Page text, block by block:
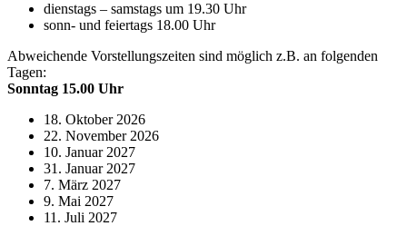
dienstags – samstags um 19.30 Uhr
sonn- und feiertags 18.00 Uhr
Abweichende Vorstellungszeiten sind möglich z.B. an folgenden
Tagen:
Sonntag 15.00 Uhr
18. Oktober 2026
22. November 2026
10. Januar 2027
31. Januar 2027
7. März 2027
9. Mai 2027
11. Juli 2027